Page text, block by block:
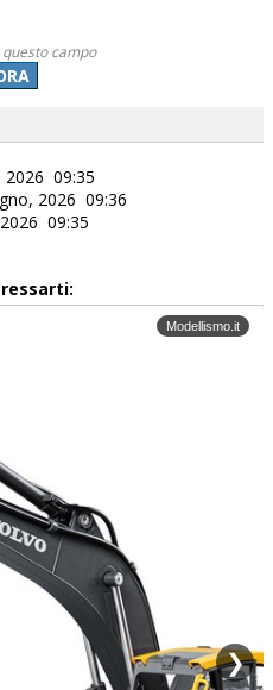
campo
2026 09:35
2026 09:36
09:35